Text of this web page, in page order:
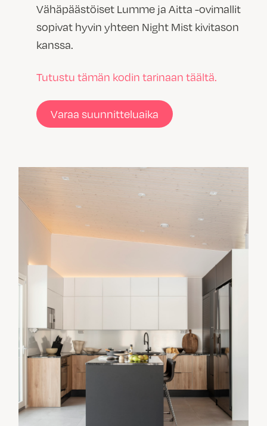
Vähäpäästöiset Lumme ja Aitta -ovimallit
sopivat hyvin yhteen Night Mist kivitason
kanssa.
Tutustu tämän kodin tarinaan täältä.
Varaa suunnitteluaika